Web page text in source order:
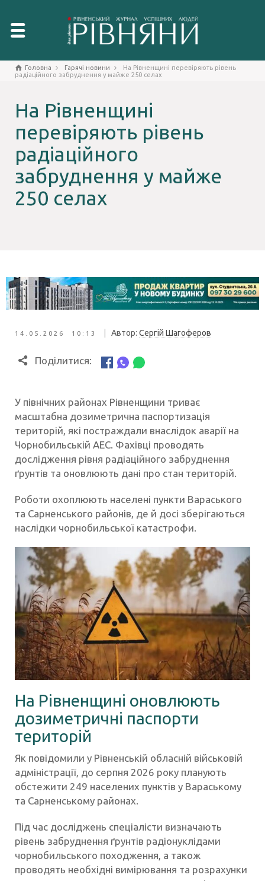
Головна Гарячі новини
На Рівненщині перевіряють рівень
радіаційного забруднення у майже 250 селах
На Рівненщині
перевіряють рівень
радіаційного
забруднення у майже
250 селах
14.05.2026 10:13 Автор: Сергій Шагоферов
Поділитися:
У північних районах Рівненщини триває
масштабна дозиметрична паспортизація
територій, які постраждали внаслідок аварії на
Чорнобильській АЕС. Фахівці проводять
дослідження рівня радіаційного забруднення
ґрунтів та оновлюють дані про стан територій.
Роботи охоплюють населені пункти Вараського
та Сарненського районів, де й досі зберігаються
наслідки чорнобильської катастрофи.
На Рівненщині оновлюють
дозиметричні паспорти
територій
Як повідомили у Рівненській обласній військовій
адміністрації, до серпня 2026 року планують
обстежити 249 населених пунктів у Вараському
та Сарненському районах.
Під час досліджень спеціалісти визначають
рівень забруднення ґрунтів радіонуклідами
чорнобильського походження, а також
проводять необхідні вимірювання та розрахунки